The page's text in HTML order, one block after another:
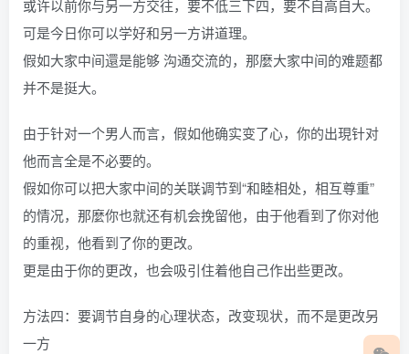
或许以前你与另一方交往，要不低三下四，要不自高自大。
可是今日你可以学好和另一方讲道理。
假如大家中间還是能够 沟通交流的，那麼大家中间的难题都
并不是挺大。
由于针对一个男人而言，假如他确实变了心，你的出現针对
他而言全是不必要的。
假如你可以把大家中间的关联调节到“和睦相处，相互尊重”
的情况，那麼你也就还有机会挽留他，由于他看到了你对他
的重视，他看到了你的更改。
更是由于你的更改，也会吸引住着他自己作出些更改。
方法四：要调节自身的心理状态，改变现状，而不是更改另
一方